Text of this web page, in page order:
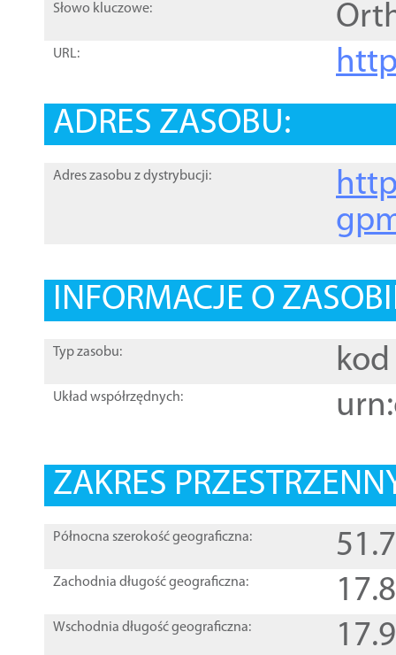
Słowo kluczowe:
URL:
ADRES ZASOBU:
Adres zasobu z dystrybucji:
INFORMACJE O
Typ zasobu: kod
Układ współrzędnych:
ZAKRES
Północna szerokość geograficzna:
Zachodnia długość geograficzna:
Wschodnia długość geograficzna: